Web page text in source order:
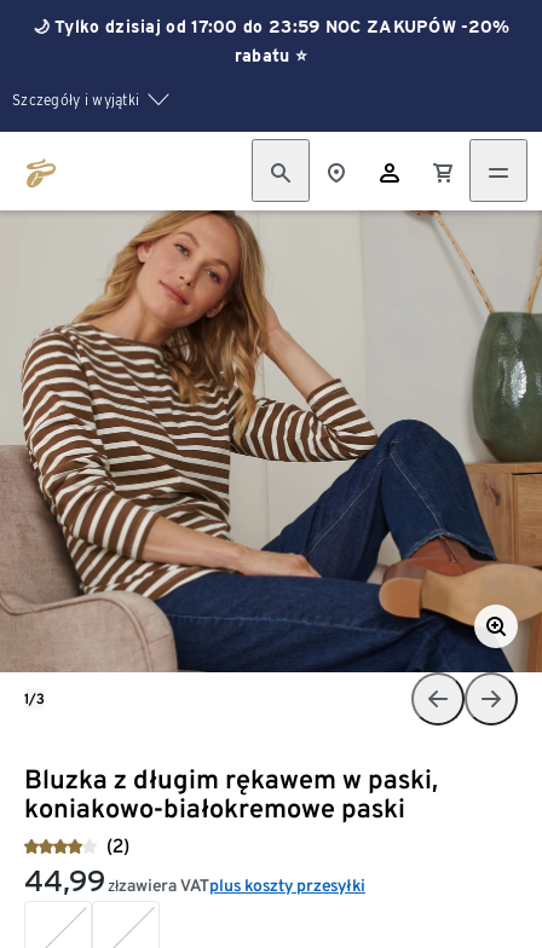
🌙 Tylko dzisiaj od 17:00 do 23:59 NOC ZAKUPÓW -20%
rabatu ⭐
Szczegóły i wyjątki
Bluzka z długim rękawem w paski,
koniakowo-białokremowe paski
(2)
44,99 złzawiera VATplus koszty przesyłki
1/3